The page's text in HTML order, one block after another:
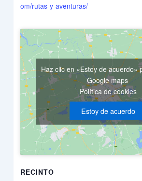
om/rutas-y-aventuras/
RECINTO
Haz clic en «Estoy de acuerdo»
Google maps
Política de cookies
Estoy de acuerdo